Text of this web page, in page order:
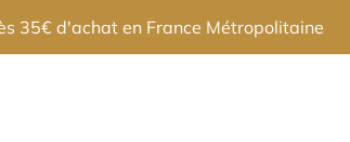
35€ d'achat en France Métropolitaine